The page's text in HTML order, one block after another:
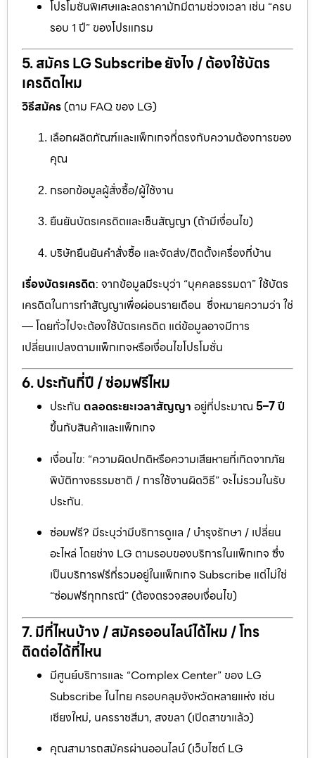
โปรโมชันพิเศษและลดราคามักมีตามช่วงเวลา เช่น “ครบ
รอบ 1 ปี” ของโปรแกรม
5. สมัคร LG Subscribe ยังไง / ต้องใช้บัตร
เครดิตไหม
วิธีสมัคร(ตาม FAQ ของ LG)
เลือกผลิตภัณฑ์และแพ็กเกจที่ตรงกับความต้องการของ
คุณ
กรอกข้อมูลผู้สั่งซื้อ/ผู้ใช้งาน
ยืนยันบัตรเครดิตและเซ็นสัญญา (ถ้ามีเงื่อนไข)
บริษัทยืนยันคำสั่งซื้อ และจัดส่ง/ติดตั้งเครื่องที่บ้าน
เรื่องบัตรเครดิต: จากข้อมูลมีระบุว่า “บุคคลธรรมดา” ใช้บัตร
เครดิตในการทำสัญญาเพื่อผ่อนรายเดือน ซึ่งหมายความว่า ใช่
— โดยทั่วไปจะต้องใช้บัตรเครดิต แต่ข้อมูลอาจมีการ
เปลี่ยนแปลงตามแพ็กเกจหรือเงื่อนไขโปรโมชั่น
6. ประกันกี่ปี / ซ่อมฟรีไหม
ประกัน ตลอดระยะเวลาสัญญา อยู่ที่ประมาณ 5–7 ปี
ขึ้นกับสินค้าและแพ็กเกจ
เงื่อนไข: “ความผิดปกติหรือความเสียหายที่เกิดจากภัย
พิบัติทางธรรมชาติ / การใช้งานผิดวิธี” จะไม่รวมในรับ
ประกัน.
ซ่อมฟรี? มีระบุว่ามีบริการดูแล / บำรุงรักษา / เปลี่ยน
อะไหล่ โดยช่าง LG ตามรอบของบริการในแพ็กเกจ ซึ่ง
เป็นบริการฟรีที่รวมอยู่ในแพ็กเกจ Subscribe แต่ไม่ใช่
“ซ่อมฟรีทุกกรณี” (ต้องตรวจสอบเงื่อนไข)
7. มีที่ไหนบ้าง / สมัครออนไลน์ได้ไหม / โทร
ติดต่อได้ที่ไหน
มีศูนย์บริการและ “Complex Center” ของ LG
Subscribe ในไทย ครอบคลุมจังหวัดหลายแห่ง เช่น
เชียงใหม่, นครราชสีมา, สงขลา (เปิดสาขาแล้ว)
คุณสามารถสมัครผ่านออนไลน์ (เว็บไซต์ LG